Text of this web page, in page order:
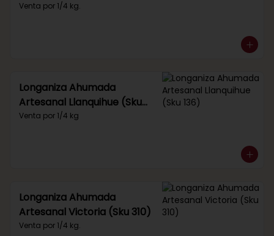
Venta por 1/4 kg.
Longaniza Ahumada
Artesanal Llanquihue (Sku
136)
Venta por 1/4 kg
Longaniza Ahumada
Artesanal Victoria (Sku 310)
Venta por 1/4 kg.